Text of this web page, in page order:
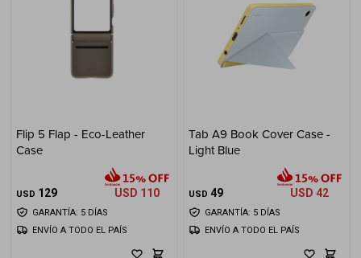
Flip 5 Flap - Eco-Leather
Case
USD 129 USD 110
GARANTÍA: 5 DÍAS
ENVÍO A TODO EL PAÍS
Tab A9 Book Cover Case -
Light Blue
USD 49 USD 42
GARANTÍA: 5 DÍAS
ENVÍO A TODO EL PAÍS